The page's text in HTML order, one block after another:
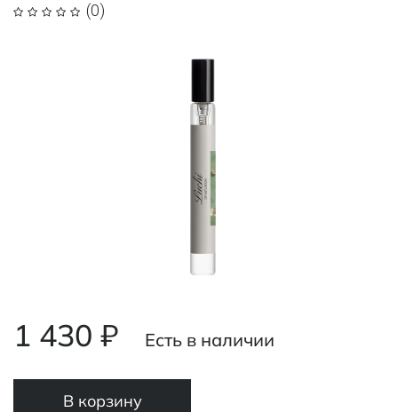
(0)
1 430 ₽ Есть в наличии
В корзину